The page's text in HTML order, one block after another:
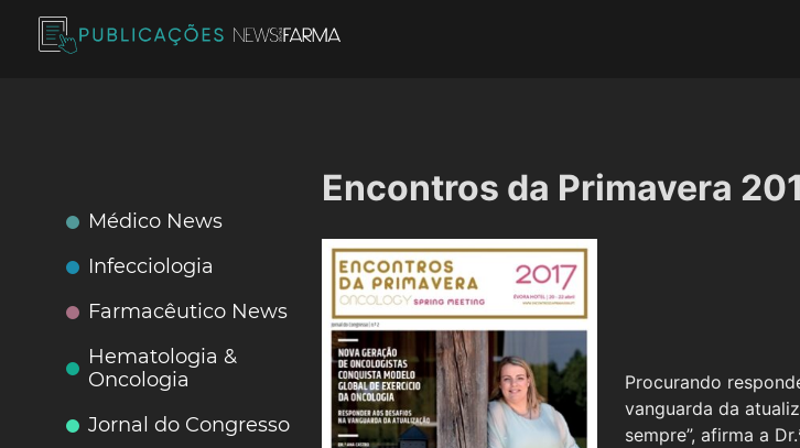
Médico News
Infecciologia
Farmacêutico News
Hematologia &
Oncologia
Jornal do Congresso
Encontros da Primavera
Procurando
vanguarda da
sempre”, afirma a